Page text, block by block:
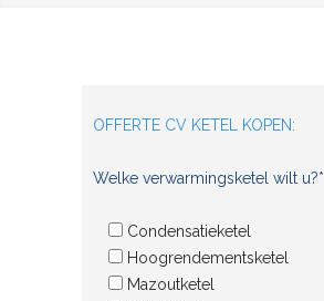
OFFERTE CV KETEL KOPEN:
Welke verwarmingsketel wilt u?*
Condensatieketel
Hoogrendementsketel
Mazoutketel